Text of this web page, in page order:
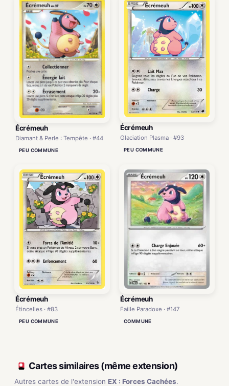
Écrémeuh
Diamant & Perle : Tempête · #44
PEU COMMUNE
Écrémeuh
Glaciation Plasma · #93
PEU COMMUNE
Écrémeuh
Étincelles · #83
PEU COMMUNE
Écrémeuh
Faille Paradoxe · #147
COMMUNE
Cartes similaires (même extension)
Autres cartes de l'extension EX : Forces Cachées.